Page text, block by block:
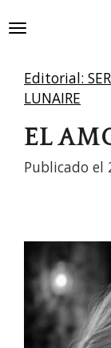
al
principal
Editorial:
LUNAIRE
EL
Publicado el